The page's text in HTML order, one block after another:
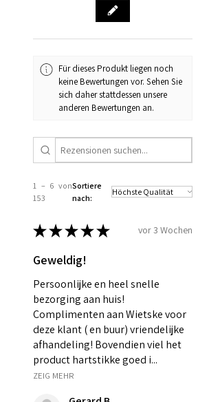
Für dieses Produkt liegen noch
keine Bewertungen vor. Sehen Sie
sich daher stattdessen unsere
anderen Bewertungen an.
1 – 6 von
153
Sortiere
nach:
★★★★★ vor 3 Wochen
Geweldig!
Persoonlijke en heel snelle
bezorging aan huis!
Complimenten aan Wietske voor
deze klant ( en buur) vriendelijke
afhandeling! Bovendien viel het
product hartstikke goed i...
ZEIG MEHR